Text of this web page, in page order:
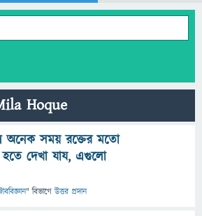
Hoque
অনেক সময় রক্তের মতো
হতে দেখা যায, এগুলো
" বিভাগে উত্তর প্রদান